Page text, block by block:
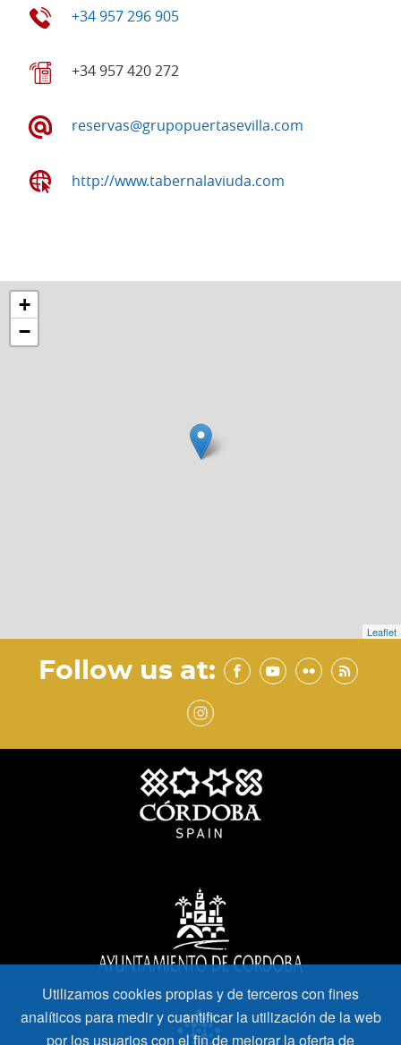
+34 957 296 905
+34 957 420 272
reservas@grupopuertasevilla.com
http://www.tabernalaviuda.com
+
−
Leaflet
Follow us at:
Utilizamos cookies propias y de terceros con fines
analíticos para medir y cuantificar la utilización de la web
por los usuarios con el fin de mejorar la oferta de